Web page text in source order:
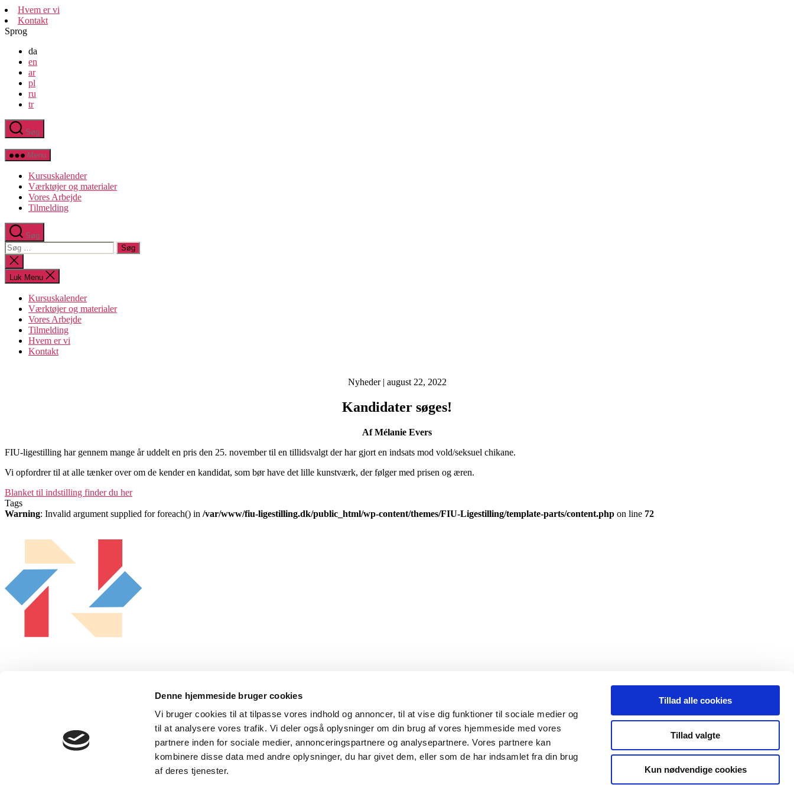
Denne hjemmeside bruger cookies
Vi bruger cookies til at tilpasse vores indhold og annoncer, til at vise dig funktioner til sociale medier og
til at analysere vores trafik. Vi deler også oplysninger om din brug af vores hjemmeside med vores
partnere inden for sociale medier, annonceringspartnere og analysepartnere. Vores partnere kan
kombinere disse data med andre oplysninger, du har givet dem, eller som de har indsamlet fra din brug
af deres tjenester.
Tillad alle cookies
Tillad valgte
Kun nødvendige cookies
Spring
til
indholdet
Hvem er vi
Kontakt
Sprog
da
en
ar
pl
ru
tr
Søg
Ligestilling
Menu
Kursuskalender
Værktøjer og materialer
Vores Arbejde
Tilmelding
Søg
Søg
efter:
Luk
søgning
Luk Menu
Kursuskalender
Værktøjer og materialer
Vores Arbejde
Tilmelding
Hvem er vi
Kontakt
Kategorier
Nyheder| august 22, 2022
Kandidater søges!
Af Mélanie Evers
FIU-ligestilling har gennem mange år uddelt en pris den 25. november til en tillidsvalgt der har gjort en indsats mod vold/seksuel chikane.
Vi opfordrer til at alle tænker over om de kender en kandidat, som bør have det lille kunstværk, der følger med prisen og æren.
Blanket til indstilling finder du her
Tags
Warning: Invalid argument supplied for foreach() in /var/www/fiu-ligestilling.dk/public_html/wp-content/themes/FIU-Ligestilling/template-parts/content.php on line 72
FIU-Ligestilling var et partnerskab mellem